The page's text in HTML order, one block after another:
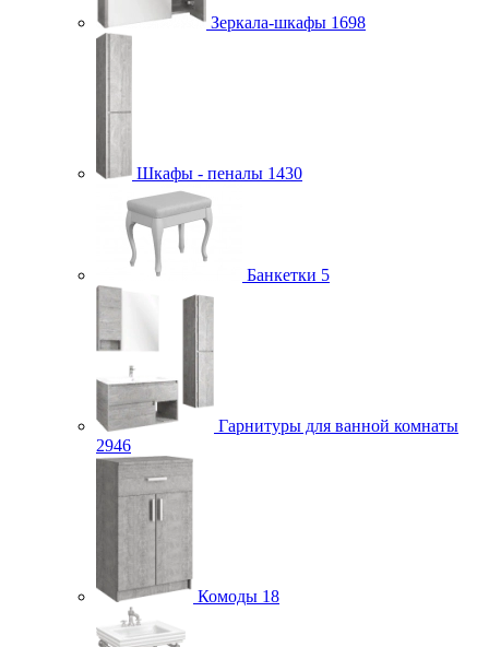
Зеркала-шкафы 1698
Шкафы - пеналы 1430
Банкетки 5
Гарнитуры для ванной комнаты
2946
Комоды 18